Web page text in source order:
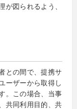
が図られるよう、
との間で、提携サ
ーザーから取得し
。この場合、当事
共同利用目的、共